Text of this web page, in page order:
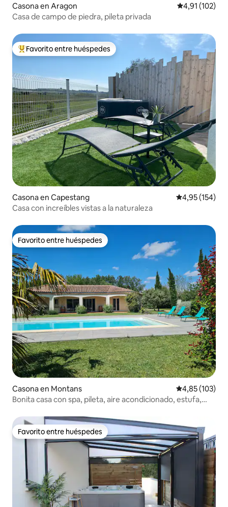
Casona en Aragon Calificación
4,91 (102)
Casa de campo de piedra, pileta privada
Favorito entre los huéspedes más destacados
Favorito entre huéspedes
Casona en Capestang Calificación
4,95 (154)
Casa con increíbles vistas a la naturaleza
Favorito entre huéspedes
Favorito entre huéspedes
Casona en Montans Calificación
4,85 (103)
Bonita casa con spa, pileta, aire acondicionado, estufa,
Favorito entre huéspedes
Favorito entre huéspedes